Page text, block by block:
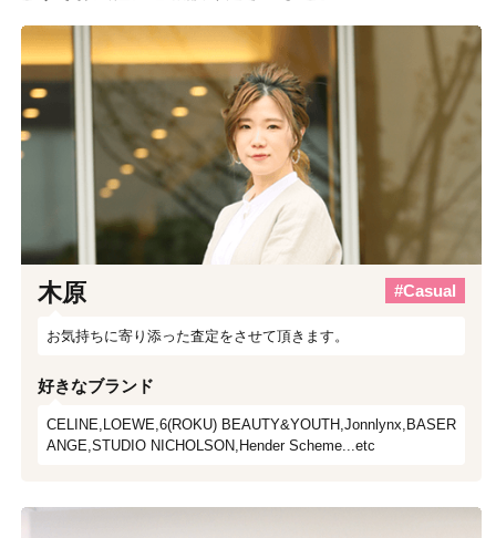
木原 #Casual
お気持ちに寄り添った査定をさせて頂きます。
好きなブランド
CELINE,LOEWE,6(ROKU) BEAUTY&YOUTH,Jonnlynx,BASER
ANGE,STUDIO NICHOLSON,Hender Scheme...etc